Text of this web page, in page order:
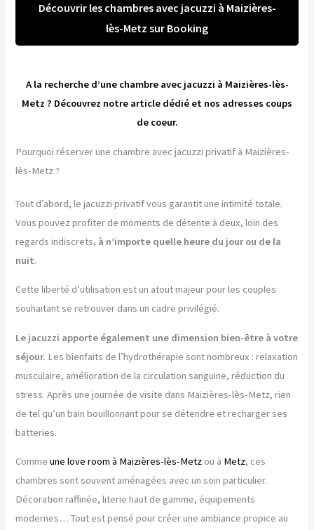
Découvrir les chambres avec jacuzzi à Maizières-
lès-Metz sur Booking
A la recherche d’une chambre avec jacuzzi à Maizières-lès-
Metz ? Découvrez notre article dédié et nos adresses coups
de coeur.
Pourquoi réserver une chambre avec jacuzzi privatif à Maizières-
lès-Metz ?
Tout d’abord, le jacuzzi privatif vous garantit une intimité totale.
Vous pouvez profiter de moments de détente à deux, loin des
regards indiscrets, à n’importe quelle heure du jour ou de la
nuit.
Cette liberté d’utilisation est un atout majeur pour les couples
souhaitant se retrouver dans un cadre privilégié.
Le jacuzzi apporte également une dimension bien-être à votre
séjour. Les bienfaits de l’hydrothérapie sont nombreux : relaxation
musculaire, amélioration de la circulation sanguine, réduction du
stress. Après une journée de visite dans Maizières-lès-Metz, rien
de tel qu’un bain bouillonnant pour se détendre et recharger ses
batteries.
Comme une love room à Maizières-lès-Metz ou à Metz, ces
chambres sont souvent aménagées avec un soin particulier.
Décoration raffinée, literie haut de gamme, équipements
modernes… Tout est pensé pour créer une ambiance propice au